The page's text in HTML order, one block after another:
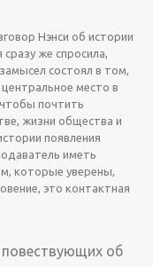
Нэнси об истории
же спросила,
состоял в том,
место в
почтить
жизни общества и
появления
иметь
которые уверены,
это контактная
об